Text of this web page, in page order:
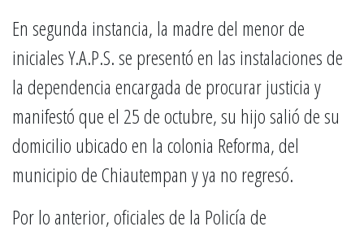
En segunda instancia, la madre del menor de
iniciales Y.A.P.S. se presentó en las instalaciones de
la dependencia encargada de procurar justicia y
manifestó que el 25 de octubre, su hijo salió de su
domicilio ubicado en la colonia Reforma, del
municipio de Chiautempan y ya no regresó.
Por lo anterior, oficiales de la Policía de